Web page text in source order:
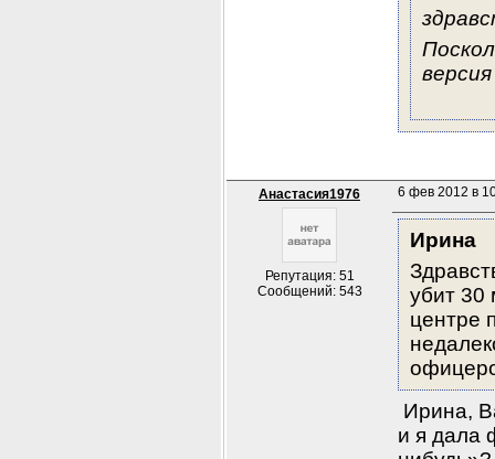
Анастасия1976
Репутация: 51
Сообщений: 543
6 фев 2012 в
Ирина
убит 30
центре
Ирина,
и я дала